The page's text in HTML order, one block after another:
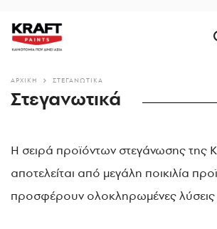
προς
περιεχόμενο
ΑΡΧΙΚΗ ΣΤΕΓΑΝΩΤΙΚΆ
Στεγανωτικά
Η σειρά προϊόντων στεγάνωσης της
αποτελείται από μεγάλη ποικιλία
προσφέρουν ολοκληρωμένες λύσεις